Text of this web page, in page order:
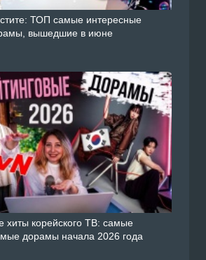
ТОП самые интересные
вышедшие в июне
хиты корейского ТВ: самые
дорамы начала 2026 года